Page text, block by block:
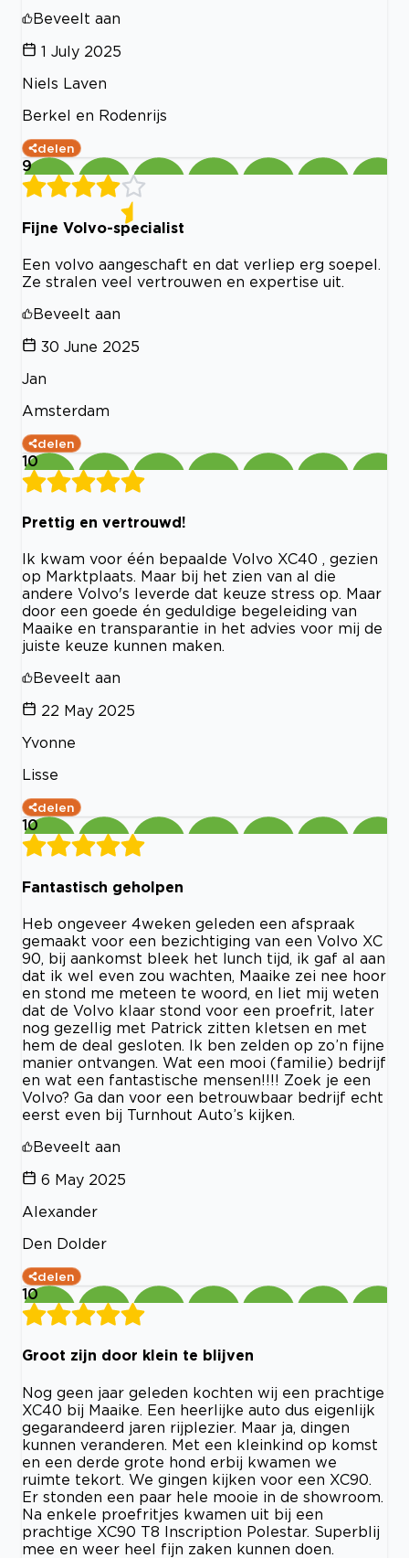
Beveelt aan
1 July 2025
Niels Laven
Berkel en Rodenrijs
delen
9
Fijne Volvo-specialist
Een volvo aangeschaft en dat verliep erg soepel.
Ze stralen veel vertrouwen en expertise uit.
Beveelt aan
30 June 2025
Jan
Amsterdam
delen
10
Prettig en vertrouwd!
Ik kwam voor één bepaalde Volvo XC40 , gezien
op Marktplaats. Maar bij het zien van al die
andere Volvo's leverde dat keuze stress op. Maar
door een goede én geduldige begeleiding van
Maaike en transparantie in het advies voor mij de
juiste keuze kunnen maken.
Beveelt aan
22 May 2025
Yvonne
Lisse
delen
10
Fantastisch geholpen
Heb ongeveer 4weken geleden een afspraak
gemaakt voor een bezichtiging van een Volvo XC
90, bij aankomst bleek het lunch tijd, ik gaf al aan
dat ik wel even zou wachten, Maaike zei nee hoor
en stond me meteen te woord, en liet mij weten
dat de Volvo klaar stond voor een proefrit, later
nog gezellig met Patrick zitten kletsen en met
hem de deal gesloten. Ik ben zelden op zo’n fijne
manier ontvangen. Wat een mooi (familie) bedrijf
en wat een fantastische mensen!!!! Zoek je een
Volvo? Ga dan voor een betrouwbaar bedrijf echt
eerst even bij Turnhout Auto’s kijken.
Beveelt aan
6 May 2025
Alexander
Den Dolder
delen
10
Groot zijn door klein te blijven
Nog geen jaar geleden kochten wij een prachtige
XC40 bij Maaike. Een heerlijke auto dus eigenlijk
gegarandeerd jaren rijplezier. Maar ja, dingen
kunnen veranderen. Met een kleinkind op komst
en een derde grote hond erbij kwamen we
ruimte tekort. We gingen kijken voor een XC90.
Er stonden een paar hele mooie in de showroom.
Na enkele proefritjes kwamen uit bij een
prachtige XC90 T8 Inscription Polestar. Superblij
mee en weer heel fijn zaken kunnen doen.